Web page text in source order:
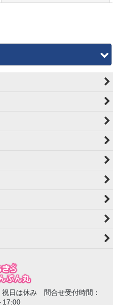
イプ
プ
日は休み 問合せ受付時間：
17:00